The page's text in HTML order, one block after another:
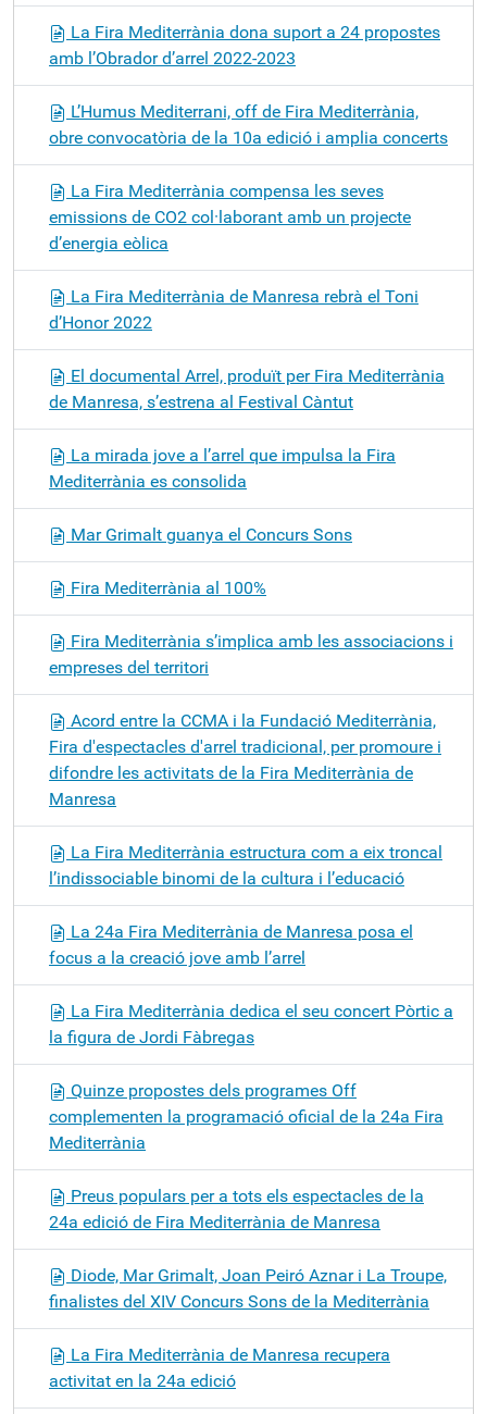
La Fira Mediterrània dona suport a 24 propostes
amb l’Obrador d’arrel 2022-2023
L’Humus Mediterrani, off de Fira Mediterrània,
obre convocatòria de la 10a edició i amplia concerts
La Fira Mediterrània compensa les seves
emissions de CO2 col·laborant amb un projecte
d’energia eòlica
La Fira Mediterrània de Manresa rebrà el Toni
d’Honor 2022
El documental Arrel, produït per Fira Mediterrània
de Manresa, s’estrena al Festival Càntut
La mirada jove a l’arrel que impulsa la Fira
Mediterrània es consolida
Mar Grimalt guanya el Concurs Sons
Fira Mediterrània al 100%
Fira Mediterrània s’implica amb les associacions i
empreses del territori
Acord entre la CCMA i la Fundació Mediterrània,
Fira d'espectacles d'arrel tradicional, per promoure i
difondre les activitats de la Fira Mediterrània de
Manresa
La Fira Mediterrània estructura com a eix troncal
l’indissociable binomi de la cultura i l’educació
La 24a Fira Mediterrània de Manresa posa el
focus a la creació jove amb l’arrel
La Fira Mediterrània dedica el seu concert Pòrtic a
la figura de Jordi Fàbregas
Quinze propostes dels programes Off
complementen la programació oficial de la 24a Fira
Mediterrània
Preus populars per a tots els espectacles de la
24a edició de Fira Mediterrània de Manresa
Diode, Mar Grimalt, Joan Peiró Aznar i La Troupe,
finalistes del XIV Concurs Sons de la Mediterrània
La Fira Mediterrània de Manresa recupera
activitat en la 24a edició